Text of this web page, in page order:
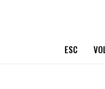
ESC